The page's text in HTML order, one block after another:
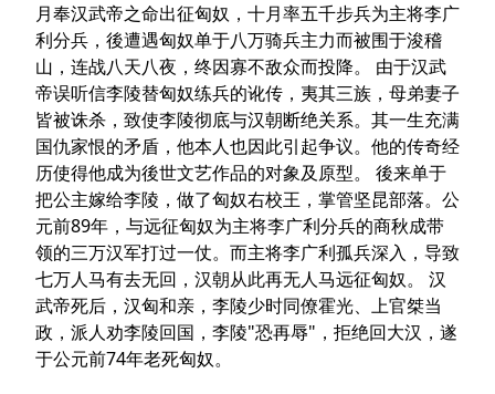
月奉汉武帝之命出征匈奴，十月率五千步兵为主将李广
利分兵，後遭遇匈奴单于八万骑兵主力而被围于浚稽
山，连战八天八夜，终因寡不敌众而投降。 由于汉武
帝误听信李陵替匈奴练兵的讹传，夷其三族，母弟妻子
皆被诛杀，致使李陵彻底与汉朝断绝关系。其一生充满
国仇家恨的矛盾，他本人也因此引起争议。他的传奇经
历使得他成为後世文艺作品的对象及原型。 後来单于
把公主嫁给李陵，做了匈奴右校王，掌管坚昆部落。公
元前89年，与远征匈奴为主将李广利分兵的商秋成带
领的三万汉军打过一仗。而主将李广利孤兵深入，导致
七万人马有去无回，汉朝从此再无人马远征匈奴。 汉
武帝死后，汉匈和亲，李陵少时同僚霍光、上官桀当
政，派人劝李陵回国，李陵"恐再辱"，拒绝回大汉，遂
于公元前74年老死匈奴。